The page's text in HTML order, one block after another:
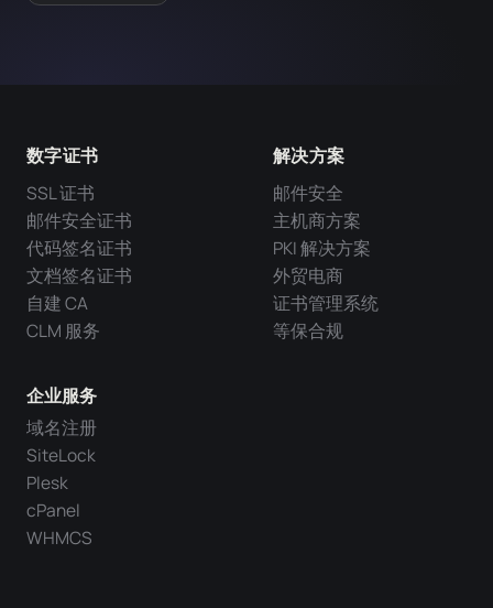
数字证书
SSL 证书
邮件安全证书
代码签名证书
文档签名证书
自建 CA
CLM 服务
企业服务
域名注册
SiteLock
Plesk
cPanel
WHMCS
解决方案
邮件安全
主机商方案
PKI 解决方案
外贸电商
证书管理系统
等保合规